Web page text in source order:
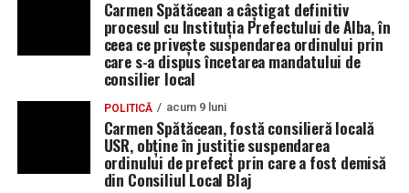
completat de activități de reabilitare fizică, precum
gimnastica de întreținere, dansul, plimbările și
grădinăritul.
stării de sănătate și îngrijire medicală, precum și la
servicii de îngrijire personală, atât în cadrul centrului,
cât și la domiciliu, prin echipa mobilă.
Carmen Spătăcean a câștigat definitiv
procesul cu Instituția Prefectului de Alba, în
ceea ce privește suspendarea ordinului prin
care s-a dispus încetarea mandatului de
consilier local
POLITICĂ acum 9 luni
Carmen Spătăcean, fostă consilieră locală
USR, obține în justiție suspendarea
ordinului de prefect prin care a fost demisă
din Consiliul Local Blaj